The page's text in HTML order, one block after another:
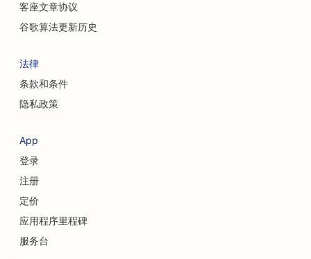
客座文章协议
谷歌算法更新历史
法律
条款和条件
隐私政策
App
登录
注册
定价
应用程序里程碑
服务台